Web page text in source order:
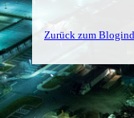
Zurück zum